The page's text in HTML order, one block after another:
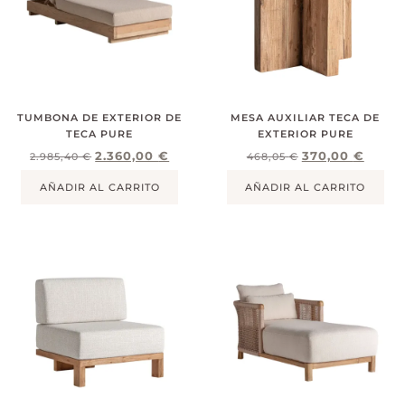
TUMBONA DE EXTERIOR DE
TECA PURE
2.985,40€ 2.360,00€
AÑADIR AL CARRITO
MESA AUXILIAR TECA DE
EXTERIOR PURE
468,05€ 370,00 €
AÑADIR AL CARRITO